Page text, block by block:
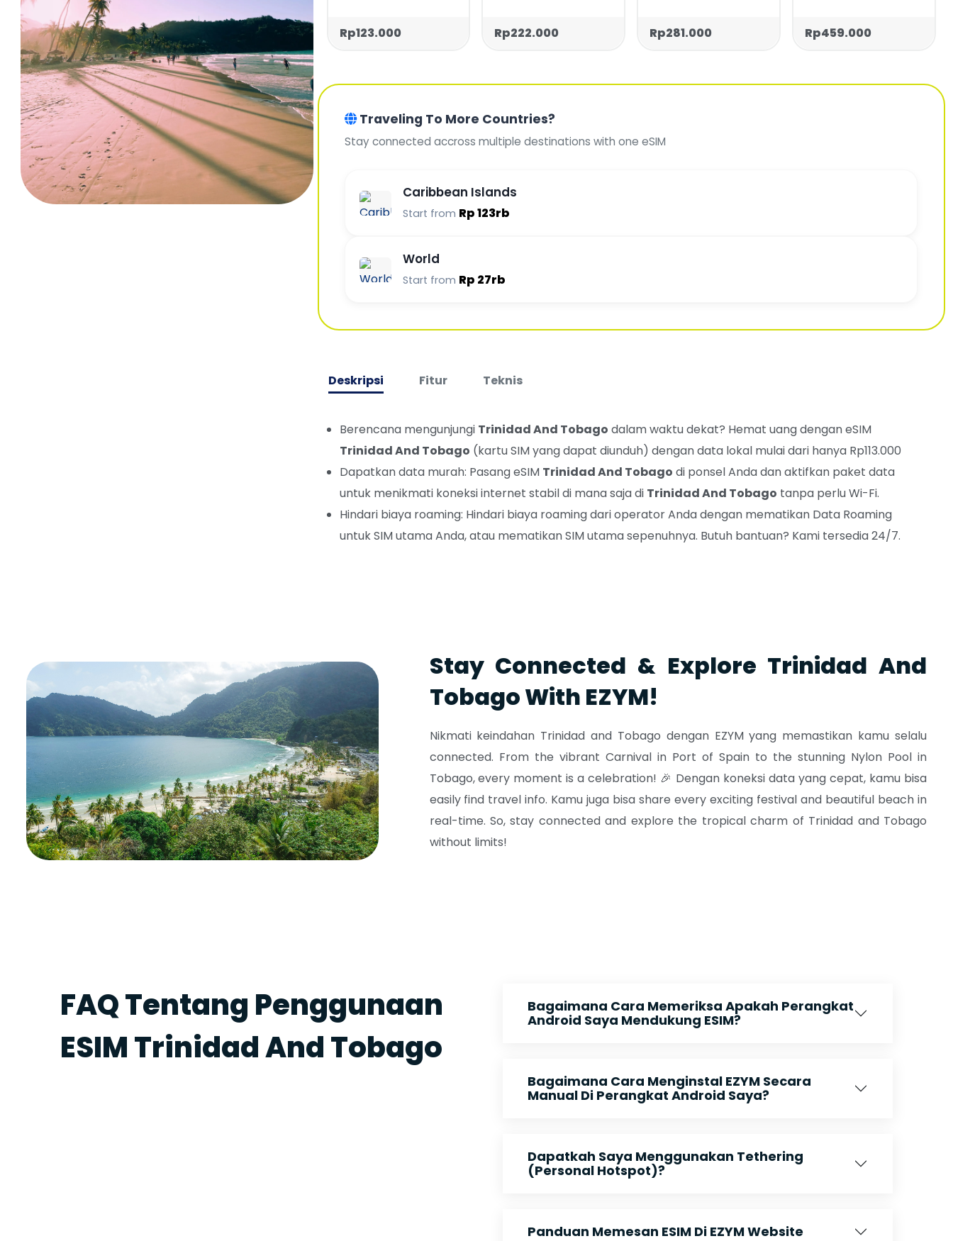
Rp123.000 Rp222.000 Rp281.000 Rp459.000
Traveling To More Countries?
Stay connected accross multiple destinations with one eSIM
Caribbean Islands
Start from Rp 123rb
World
Start from Rp 27rb
Deskripsi Fitur Teknis
Berencana mengunjungi Trinidad And Tobago dalam waktu dekat? Hemat uang dengan eSIM
Trinidad And Tobago (kartu SIM yang dapat diunduh) dengan data lokal mulai dari hanya Rp113.000
Dapatkan data murah: Pasang eSIM Trinidad And Tobago di ponsel Anda dan aktifkan paket data
untuk menikmati koneksi internet stabil di mana saja di Trinidad And Tobago tanpa perlu Wi-Fi.
Hindari biaya roaming: Hindari biaya roaming dari operator Anda dengan mematikan Data Roaming
untuk SIM utama Anda, atau mematikan SIM utama sepenuhnya. Butuh bantuan? Kami tersedia 24/7.
Stay Connected & Explore Trinidad And
Tobago With EZYM!
Nikmati keindahan Trinidad and Tobago dengan EZYM yang memastikan kamu selalu
connected. From the vibrant Carnival in Port of Spain to the stunning Nylon Pool in
Tobago, every moment is a celebration! 🎉 Dengan koneksi data yang cepat, kamu bisa
easily find travel info. Kamu juga bisa share every exciting festival and beautiful beach in
real-time. So, stay connected and explore the tropical charm of Trinidad and Tobago
without limits!
FAQ Tentang Penggunaan
ESIM Trinidad And Tobago
Bagaimana Cara Memeriksa Apakah Perangkat
Android Saya Mendukung ESIM?
Bagaimana Cara Menginstal EZYM Secara
Manual Di Perangkat Android Saya?
Dapatkah Saya Menggunakan Tethering
(Personal Hotspot)?
Panduan Memesan ESIM Di EZYM Website